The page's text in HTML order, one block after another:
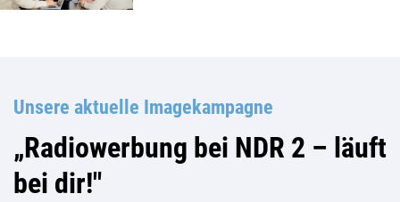
Unsere aktuelle Imagekampagne
„Radiowerbung bei NDR 2 – läuft
bei dir!"